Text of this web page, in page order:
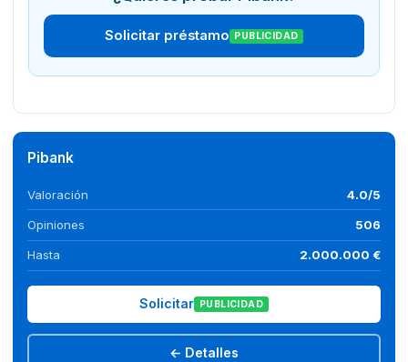
Solicitar préstamo PUBLICIDAD
Pibank
Valoración 4.0/5
Opiniones 506
Hasta 2.000.000 €
Solicitar PUBLICIDAD
← Detalles